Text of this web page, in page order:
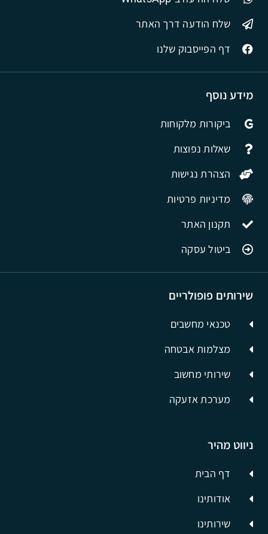
ניווט מהיר
דף הבית
אודותינו
שירותינו
שירותים פופולריים
טכנאי מחשבים
מצלמות אבטחה
שירותי מחשוב
מערכת אזעקה
מידע נוסף
ביקורות מלקוחות
שאלות נפוצות
הצהרת נגישות
מדיניות פרטיות
תקנון האתר
ביטול עסקה
שלח הודעה דרך האתר
דף הפייסבוק שלנו